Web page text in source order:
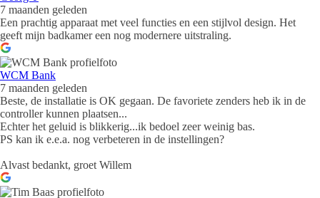
7 maanden geleden
Een prachtig apparaat met veel functies en een stijlvol design. Het
geeft mijn badkamer een nog modernere uitstraling.
WCM Bank
7 maanden geleden
Beste, de installatie is OK gegaan. De favoriete zenders heb ik in de
controller kunnen plaatsen...
Echter het geluid is blikkerig...ik bedoel zeer weinig bas.
PS kan ik e.e.a. nog verbeteren in de instellingen?
Alvast bedankt, groet Willem